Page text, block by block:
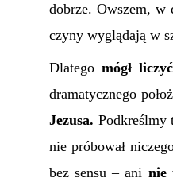
dobrze. Owszem, w
czyny wyglądają w
Dlatego mógł
dramatycznego
Jezusa. Podkreślmy
nie próbował
bez sensu – ani nie